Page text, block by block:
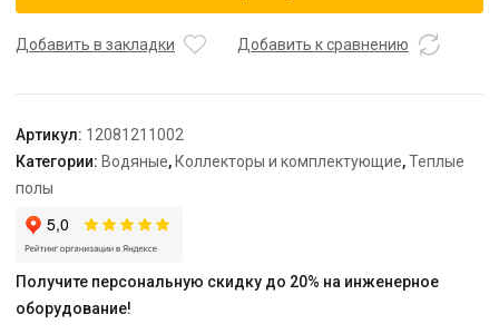
D
нержавеющая
сталь
"Rehau"
Добавить в закладки Добавить к сравнению
Артикул: 12081211002
Категории: Водяные, Коллекторы и комплектующие,Теплые
полы
Получите персональную скидку до 20% на инженерное
оборудование!